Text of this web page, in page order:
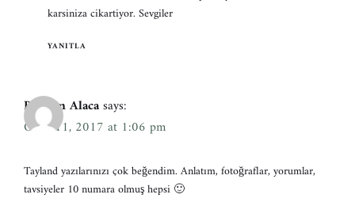
karsiniza cikartiyor. Sevgiler
YANITLA
Bayram Alacasays:
Ocak 11, 2017 at 1:06 pm
Tayland yazılarınızı çok beğendim. Anlatım, fotoğraflar, yorumlar,
tavsiyeler 10 numara olmuş hepsi 🙂